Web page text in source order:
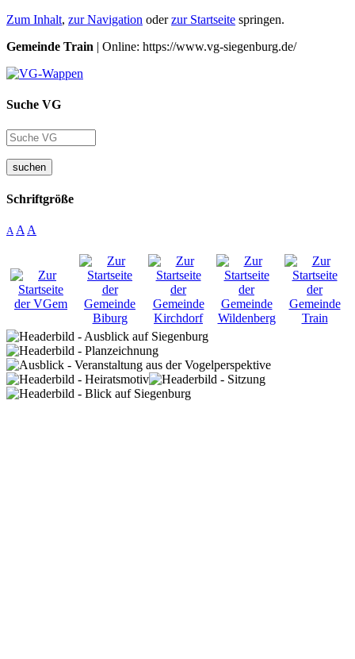
Zum Inhalt, zur Navigation oderzur Startseite springen.
Gemeinde Train | Online: https://www.vg-siegenburg.de/
Suche VG
suchen
Schriftgröße
A A A